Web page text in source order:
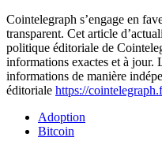
Cointelegraph s’engage en
transparent. Cet article
politique éditoriale de
informations exactes et à jour.
informations de manière
éditoriale https://
Adoption
Bitcoin